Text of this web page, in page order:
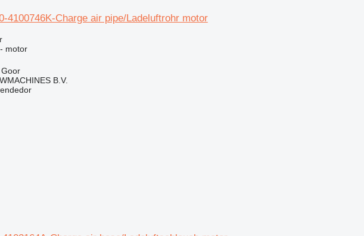
4100746K-Charge air pipe/Ladeluftrohr motor
motor
B.V.